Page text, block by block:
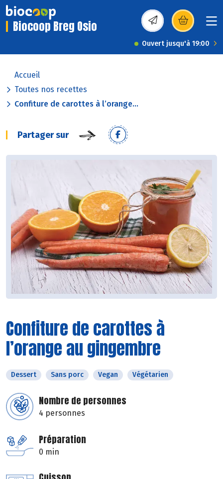
Biocoop Breg Osio (s’ouvre dans une
Ouvert jusqu'à 19:00
Accueil
Toutes nos recettes
Confiture de carottes à l’orange...
Partager sur
Confiture de carottes à
l’orange au gingembre
Dessert Sans porc Vegan Végétarien
Nombre de personnes
4 personnes
Préparation
0 min